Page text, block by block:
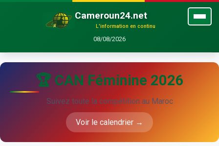
Cameroun24.net
L'information en continu
08/08/2026
🏆 CAN Féminine 2026
Suivez toute la compétition au Maroc
Voir le calendrier →